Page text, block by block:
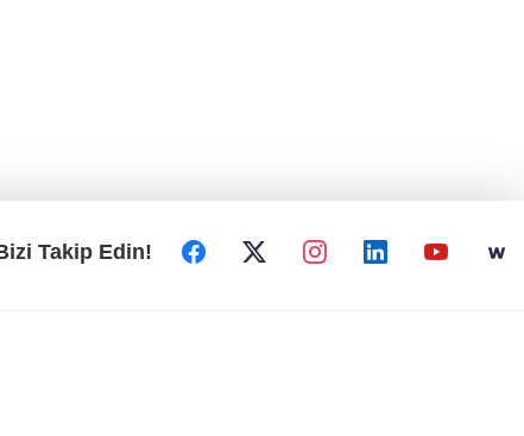
Takip Edin!